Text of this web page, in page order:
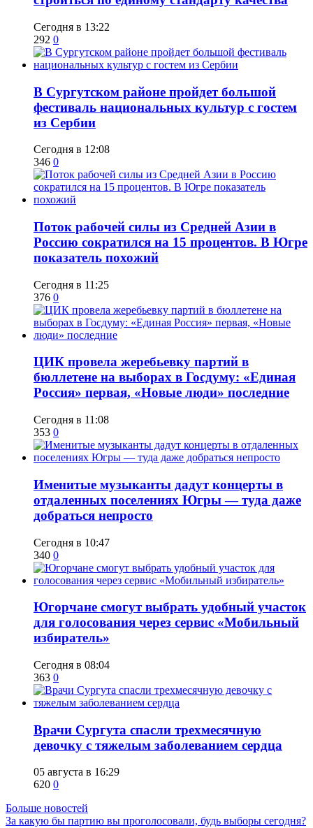
Сегодня в 13:22
292 0
В Сургутском районе пройдет большой
фестиваль национальных культур с гостем
из Сербии
Сегодня в 12:08
346 0
Поток рабочей силы из Средней Азии в
Россию сократился на 15 процентов. В Югре
показатель похожий
Сегодня в 11:25
376 0
ЦИК провела жеребьевку партий в
бюллетене на выборах в Госдуму: «Единая
Россия» первая, «Новые люди» последние
Сегодня в 11:08
353 0
Именитые музыканты дадут концерты в
отдаленных поселениях Югры — туда даже
добраться непросто
Сегодня в 10:47
340 0
Югорчане смогут выбрать удобный участок
для голосования через сервис «Мобильный
избиратель»
Сегодня в 08:04
363 0
​Врачи Сургута спасли трехмесячную
девочку с тяжелым заболеванием сердца
05 августа в 16:29
620 0
Больше новостей
За какую бы партию вы проголосовали, будь выборы сегодня?